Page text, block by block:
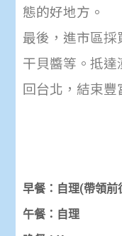
態的好地方。
最後，進市區採
干貝醬等。抵
回台北，結束豐
早餐：自理(帶領前
午餐：自理